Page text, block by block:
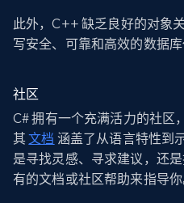
此外，C++ 缺乏良好的对象
写安全、可靠和高效的数据库
社区
C# 拥有一个充满活力的社区
其文档 涵盖了从语言特性到
是寻找灵感、寻求建议，还
有的文档或社区帮助来指导你